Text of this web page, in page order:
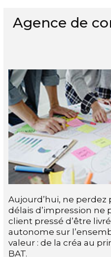
Agence de
Aujourd’hui, ne perdez
délais d’impression
client pressé d’être
autonome sur
valeur : de la créa au
BAT.